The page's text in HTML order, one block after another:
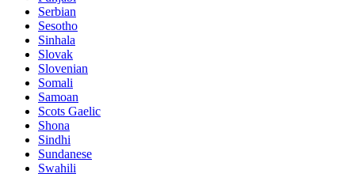
Serbian
Sesotho
Sinhala
Slovak
Slovenian
Somali
Samoan
Scots Gaelic
Shona
Sindhi
Sundanese
Swahili